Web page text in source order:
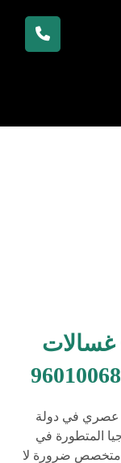
غسالات
عصري في دولة
المتطورة في
متخصص ضرورة لا